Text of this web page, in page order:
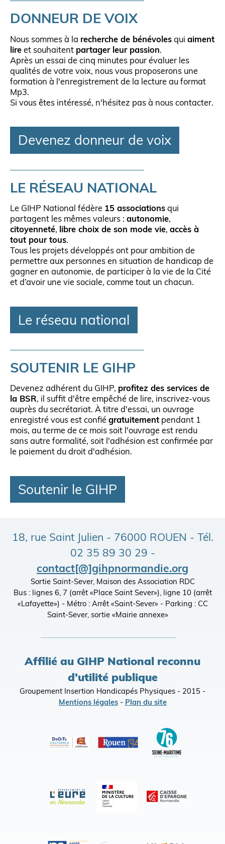
DONNEUR DE VOIX
Nous sommes à la recherche de bénévoles qui aiment
lire et souhaitent partager leur passion.
Après un essai de cinq minutes pour évaluer les
qualités de votre voix, nous vous proposerons une
formation à l'enregistrement de la lecture au format
Mp3.
Si vous êtes intéressé, n'hésitez pas à nous contacter.
Devenez donneur de voix
LE RÉSEAU NATIONAL
Le GIHP National fédère 15 associations qui
partagent les mêmes valeurs : autonomie,
citoyenneté, libre choix de son mode vie, accès à
tout pour tous.
Tous les projets développés ont pour ambition de
permettre aux personnes en situation de handicap de
gagner en autonomie, de participer à la vie de la Cité
et d’avoir une vie sociale, comme tout un chacun.
Le réseau national
SOUTENIR LE GIHP
Devenez adhérent du GIHP, profitez des services de
la BSR, il suffit d'être empêché de lire, inscrivez-vous
auprès du secrétariat. À titre d'essai, un ouvrage
enregistré vous est confié gratuitement pendant 1
mois, au terme de ce mois soit l'ouvrage est rendu
sans autre formalité, soit l'adhésion est confirmée par
le paiement du droit d'adhésion.
Soutenir le GIHP
18, rue Saint Julien - 76000 ROUEN - Tél.
02 35 89 30 29 -
contact[@]gihpnormandie.org
Sortie Saint-Sever, Maison des Association RDC
Bus : lignes 6, 7 (arrêt «Place Saint Sever»), ligne 10 (arrêt
«Lafayette») - Métro : Arrêt «Saint-Sever» - Parking : CC
Saint-Sever, sortie «Mairie annexe»
Affilié au GIHP National reconnu
d’utilité publique
Groupement Insertion Handicapés Physiques - 2015 -
Mentions légales- Plan du site